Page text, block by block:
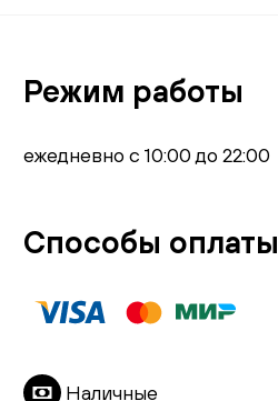
Режим работы
ежедневно с 10:00 до 22:00
Способы оплаты
Наличные